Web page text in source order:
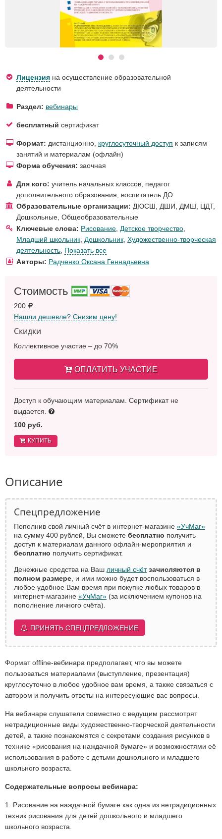
Лицензия на осуществление образовательной
деятельности
Раздел: вебинары
бесплатный сертификат
Формат: дистанционно, круглосуточный доступ к записям
занятий и материалам (офлайн)
Форма обучения: заочная
Для кого: учитель начальных классов педагог
дополнительного образования
воспитатель ДО
Образовательные организации: ДЮСШ, ДШИ, ДМШ, ЦДТ,
Дошкольные Общеобразовательные
Ключевые слова: Рисование Детское творчество
Младший школьник Дошкольник Художественно-творческая
деятельность Показать все
Авторы: Радченко Оксана Геннадьевна
Стоимость
200
Нашли дешевле? Снизим цену!
Скидки
Коллективное участие – до 70%
ОПЛАТИТЬ УЧАСТИЕ
Доступ к обучающим материалам. Сертификат не
выдается.
100 руб.
КУПИТЬ
Описание
Спецпредложение
Пополнив свой личный счёт в интернет-магазине «УчМаг»
на сумму 400 рублей, Вы сможете бесплатно получить
доступ к материалам данного офлайн-мероприятия и
бесплатно получить сертификат.
Денежные средства на Ваш личный счёт зачисляются в
полном размере , и ими можно будет воспользоваться в
любое удобное Вам время при покупке любых товаров в
интернет-магазине «УчМаг» (за исключением купонов на
пополнение личного счёта).
ПРИНЯТЬ СПЕЦПРЕДЛОЖЕНИЕ
Формат offline-вебинара предполагает, что вы можете
пользоваться материалами (выступление, презентация)
круглосуточно в любое удобное вам время, а также связаться с
автором и получить ответы на интересующие вас вопросы.
На вебинаре слушатели совместно с ведущим рассмотрят
нетрадиционные виды художественно-творческой деятельности
детей, а также познакомятся с секретами создания рисунков в
технике «рисования на наждачной бумаге» и возможностями её
использования в работе с детьми дошкольного и младшего
школьного возраста.
Содержательные вопросы вебинара:
1. Рисование на наждачной бумаге как одна из нетрадиционных
техник рисования для детей дошкольного и младшего
школьного возраста.